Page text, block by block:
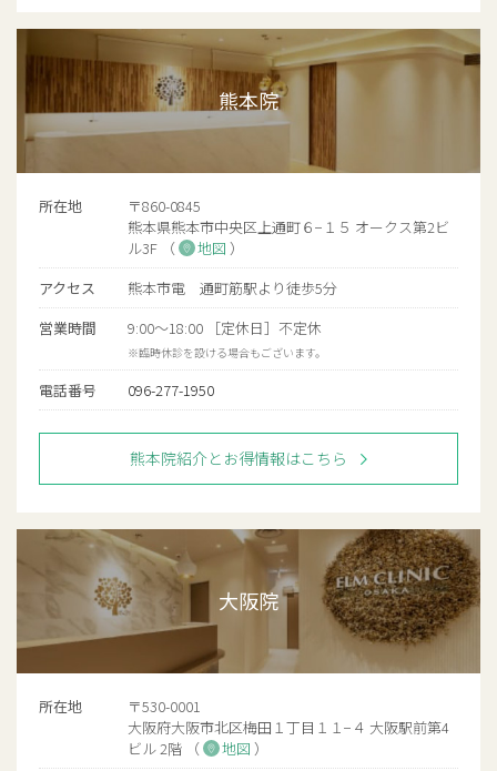
熊本院
所在地
〒860-0845
熊本県熊本市中央区上通町６−１５ オークス第2ビ
ル3F （
地図 ）
アクセス
熊本市電 通町筋駅より徒歩5分
営業時間
9:00〜18:00 ［定休日］不定休
※臨時休診を設ける場合もございます。
電話番号 096-277-1950
熊本院紹介とお得情報はこちら
大阪院
所在地
〒530-0001
大阪府大阪市北区梅田１丁目１１−４ 大阪駅前第4
ビル 2階 （
地図 ）